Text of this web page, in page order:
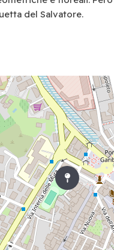
del Salvatore.